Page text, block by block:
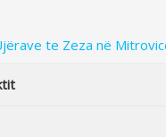
te Zeza në